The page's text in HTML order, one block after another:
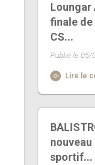
Loungar
finale de
CS...
Publié le 05/
Lire le
sportif...